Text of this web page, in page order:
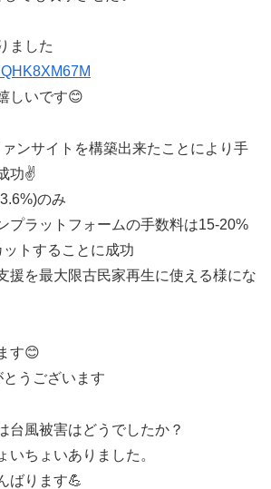
ました
しいです😊
ンサイトを構築出来たことにより手
功✌️
のみ
プラットフォームの手数料は15-20%
トすることに成功
援を最大限古民家再生に使える様にな
す😊
うございます
台風被害はどうでしたか？
いちょいありました。
ばります💪